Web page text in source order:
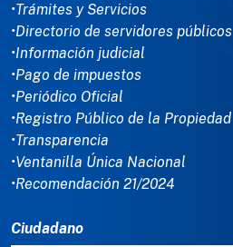
•Trámites y Servicios
•Directorio de servidores públicos
•Información judicial
•Pago de impuestos
•Periódico Oficial
•Registro Público de la Propiedad
•Transparencia
•Ventanilla Única Nacional
•Recomendación 21/2024
Ciudadano